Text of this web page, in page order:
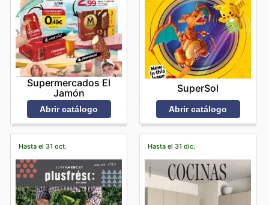
Supermercados El
Jamón
Abrir catálogo
SuperSol
Abrir catálogo
Hasta el 31 oct. Hasta el 31 dic.